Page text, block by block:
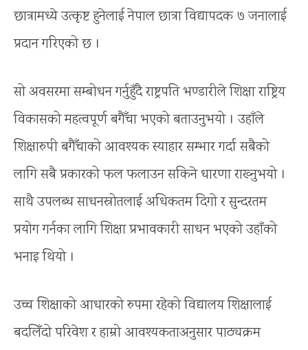
छात्रामध्ये उत्कृष्ट हुनेलाई नेपाल छात्रा विद्यापदक ७ जनालाई
प्रदान गरिएको छ ।
सो अवसरमा सम्बोधन गर्नुहुँदै राष्ट्रपति भण्डारीले शिक्षा राष्ट्रिय
विकासको महत्वपूर्ण बगैँचा भएको बताउनुभयो । उहाँले
शिक्षारुपी बगैँचाको आवश्यक स्याहार सम्भार गर्दा सबैको
लागि सबै प्रकारको फल फलाउन सकिने धारणा राख्‍नुभयो ।
साथै उपलब्ध साधनस्रोतलाई अधिकतम दिगो र सुन्दरतम
प्रयोग गर्नका लागि शिक्षा प्रभावकारी साधन भएको उहाँको
भनाइ थियो ।
उच्च शिक्षाको आधारको रुपमा रहेको विद्यालय शिक्षालाई
बदलिँदो परिवेश र हाम्रो आवश्यकताअनुसार पाठ्यक्रम